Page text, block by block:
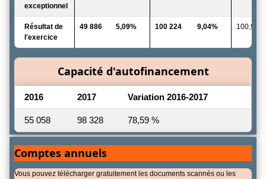
exceptionnel
Résultat de
l'exercice
49 886 5,09% 100 224 9,04% 100,91
Capacité d'autofinancement
2016 2017 Variation 2016-2017
55 058 98 328 78,59 %
Comptes annuels
Vous pouvez télécharger gratuitement les documents scannés ou les